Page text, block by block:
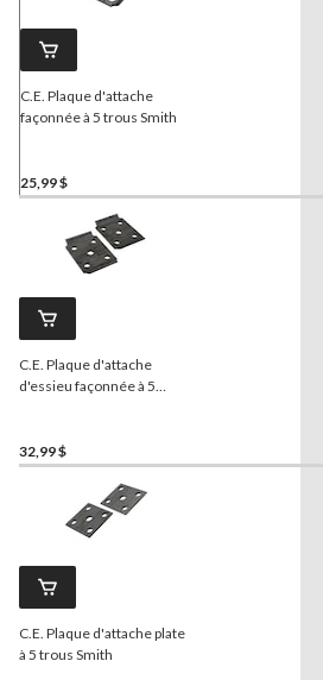
C.E. Plaque d'attache
façonnée à 5 trous Smith
25,99 $
C.E. Plaque d'attache
d'essieu façonnée à 5
32,99 $
C.E. Plaque d'attache plate
à 5 trous Smith